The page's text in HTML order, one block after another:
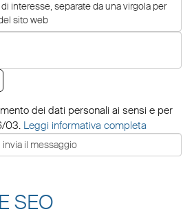
dei dati personali ai sensi e per
03. Leggi informativa completa
SEO